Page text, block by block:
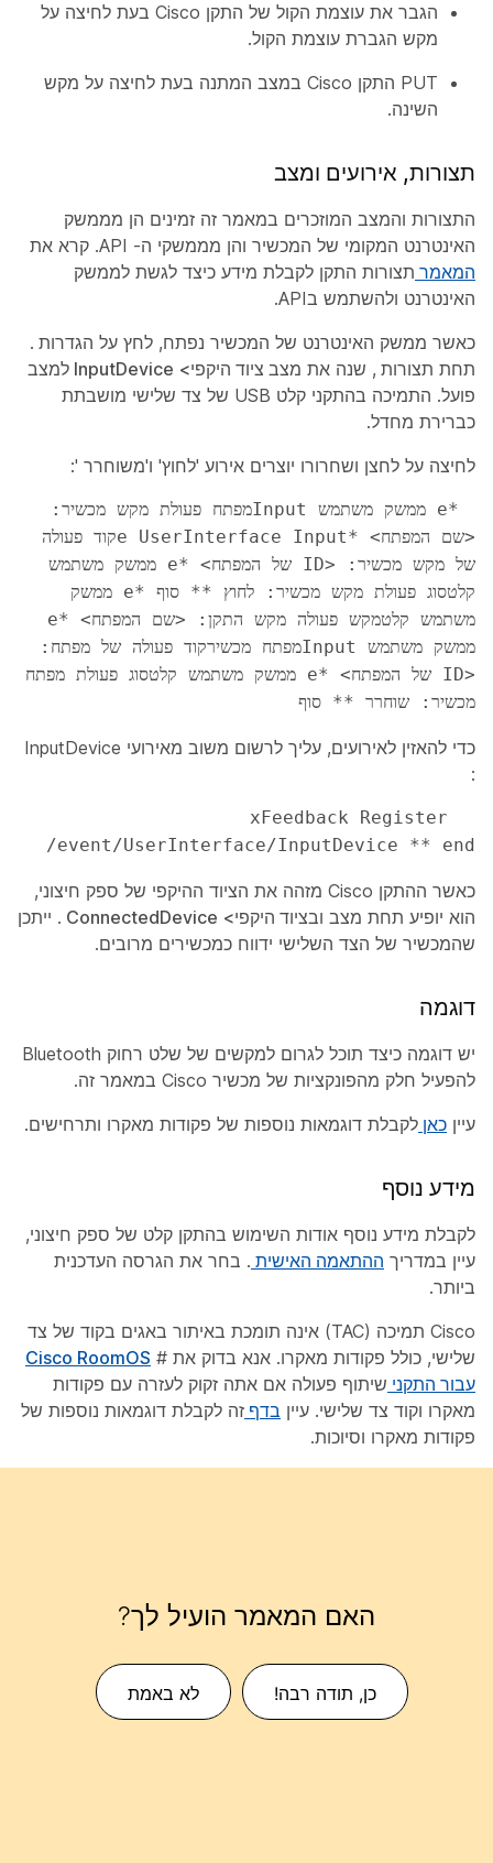
הגבר את עוצמת הקול של התקן Cisco בעת לחיצה על
מקש הגברת עוצמת הקול.
PUT התקן Cisco במצב המתנה בעת לחיצה על מקש
השינה.
תצורות, אירועים ומצב
התצורות והמצב המוזכרים במאמר זה זמינים הן מממשק
האינטרנט המקומי של המכשיר והן מממשקי ה- API. קרא את
המאמר תצורות התקן לקבלת מידע כיצד לגשת לממשק
האינטרנט ולהשתמש בAPI.
כאשר ממשק האינטרנט של המכשיר נפתח, לחץ על הגדרות .
תחת תצורות , שנה את מצב ציוד היקפי> InputDevice למצב
פועל
. התמיכה בהתקני קלט USB של צד שלישי מושבתת
כברירת מחדל.
לחיצה על לחצן ושחרורו יוצרים אירוע 'לחוץ' ו'משוחרר ':
מכשיר: שוחרר ** סוף
כדי להאזין לאירועים, עליך לרשום משוב מאירועי InputDevice
:
xFeedback Register
/event/UserInterface/InputDevice ** end
כאשר ההתקן Cisco מזהה את הציוד ההיקפי של ספק חיצוני,
הוא יופיע תחת מצב ובציוד היקפי> ConnectedDevice . ייתכן
שהמכשיר של הצד השלישי ידווח כמכשירים מרובים.
דוגמה
יש דוגמה כיצד תוכל לגרום למקשים של שלט רחוק Bluetooth
להפעיל חלק מהפונקציות של מכשיר Cisco במאמר
זה.
עיין כאן לקבלת דוגמאות נוספות של פקודות מאקרו ותרחישים.
מידע נוסף
לקבלת מידע נוסף אודות השימוש בהתקן קלט של ספק חיצוני,
עיין במדריך ההתאמה האישית . בחר את הגרסה העדכנית
ביותר.
Cisco תמיכה (TAC) אינה תומכת באיתור באגים בקוד של צד
שלישי, כולל פקודות מאקרו. אנא בדוק את # Cisco RoomOS
עבור התקני שיתוף פעולה אם אתה זקוק לעזרה עם פקודות
מאקרו וקוד צד שלישי. עיין בדף זה לקבלת דוגמאות נוספות של
פקודות מאקרו וסיוכות.
האם המאמר הועיל לך?
כן, תודה רבה! לא באמת